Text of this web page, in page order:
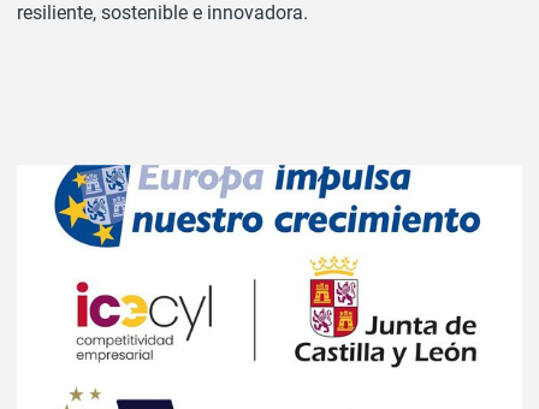
resiliente, sostenible e innovadora.